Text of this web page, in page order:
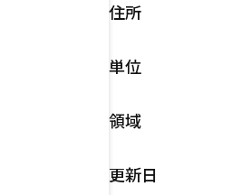
住所
単位
領域
更新日